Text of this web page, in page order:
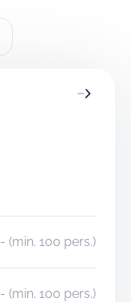
- (min. 100 pers.)
- (min. 100 pers.)